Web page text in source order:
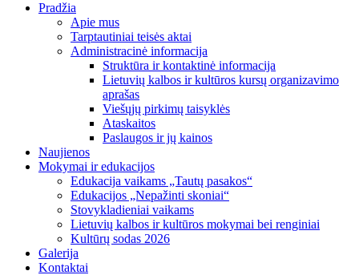
Pradžia
Apie mus
Tarptautiniai teisės aktai
Administracinė informacija
Struktūra ir kontaktinė informacija
Lietuvių kalbos ir kultūros kursų organizavimo
aprašas
Viešųjų pirkimų taisyklės
Ataskaitos
Paslaugos ir jų kainos
Naujienos
Mokymai ir edukacijos
Edukacija vaikams „Tautų pasakos“
Edukacijos „Nepažinti skoniai“
Stovykladieniai vaikams
Lietuvių kalbos ir kultūros mokymai bei renginiai
Kultūrų sodas 2026
Galerija
Kontaktai